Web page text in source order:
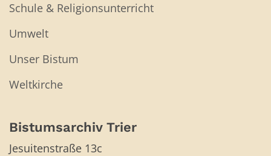
Schule & Religionsunterricht
Umwelt
Unser Bistum
Weltkirche
Bistumsarchiv Trier
Jesuitenstraße 13c